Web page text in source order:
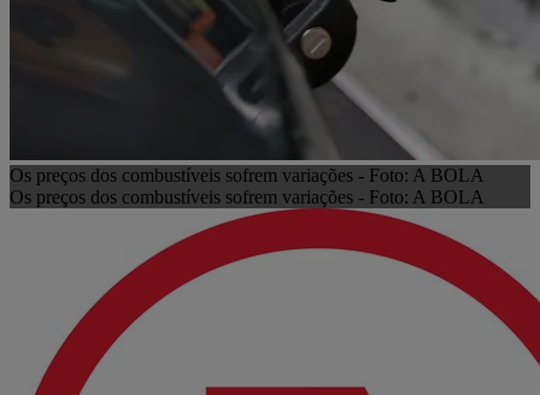
Os preços dos combustíveis sofrem variações - Foto: A BOLA
Os preços dos combustíveis sofrem variações - Foto: A BOLA